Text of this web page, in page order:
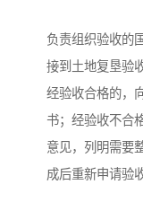
负责组织验收的
接到土地复垦验
经验收合格的，
书；经验收不合
意见，列明需要
成后重新申请验收